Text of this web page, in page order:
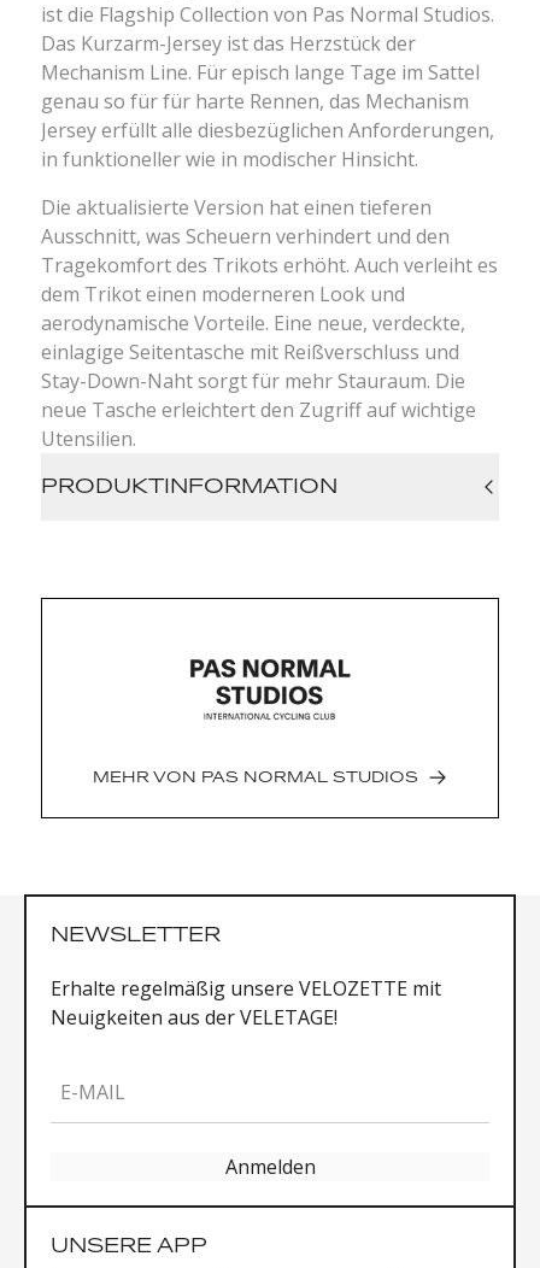
ist die Flagship Collection von Pas Normal Studios.
Das Kurzarm-Jersey ist das Herzstück der
Mechanism Line. Für episch lange Tage im Sattel
genau so für für harte Rennen, das Mechanism
Jersey erfüllt alle diesbezüglichen Anforderungen,
in funktioneller wie in modischer Hinsicht.
Die aktualisierte Version hat einen tieferen
Ausschnitt, was Scheuern verhindert und den
Tragekomfort des Trikots erhöht. Auch verleiht es
dem Trikot einen moderneren Look und
aerodynamische Vorteile. Eine neue, verdeckte,
einlagige Seitentasche mit Reißverschluss und
Stay-Down-Naht sorgt für mehr Stauraum. Die
neue Tasche erleichtert den Zugriff auf wichtige
Utensilien.
PRODUKTINFORMATION
super atmungsaktiv
durchgefärbte elastische Gripper an Taille
Naht
einfacher, an deine wichtigen Sachen zu
Reißverschlussenden
halbautomatischem Schieber
Material: 86 % Polyester, 14 % Elasthan
MEHR VON PAS NORMAL STUDIOS
NEWSLETTER
Erhalte regelmäßig unsere VELOZETTE mit
Neuigkeiten aus der VELETAGE!
E-MAIL
Anmelden
UNSERE APP